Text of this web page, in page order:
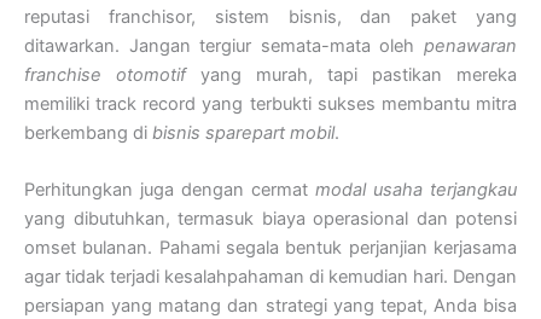
reputasi franchisor, sistem bisnis, dan paket yang
ditawarkan. Jangan tergiur semata-mata oleh penawaran
franchise otomotifyang murah, tapi pastikan mereka
memiliki track record yang terbukti sukses membantu mitra
berkembang di bisnis sparepart mobil.
Perhitungkan juga dengan cermat modal usaha terjangkau
yang dibutuhkan, termasuk biaya operasional dan potensi
omset bulanan. Pahami segala bentuk perjanjian kerjasama
agar tidak terjadi kesalahpahaman di kemudian hari. Dengan
persiapan yang matang dan strategi yang tepat, Anda bisa